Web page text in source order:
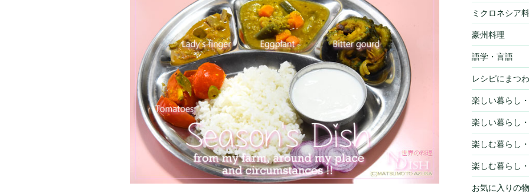
ミクロネシア
豪州料理
語学・言語
レシピにまつ
楽しい暮らし
楽しい暮らし
楽しむ暮らし
楽しむ暮らし
お気に入りの物